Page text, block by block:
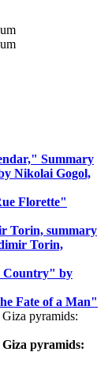
Summary
Nikolai Gogol,
Florette"
Torin, summary
Torin,
Country" by
Fate of a Man"
Giza pyramids: